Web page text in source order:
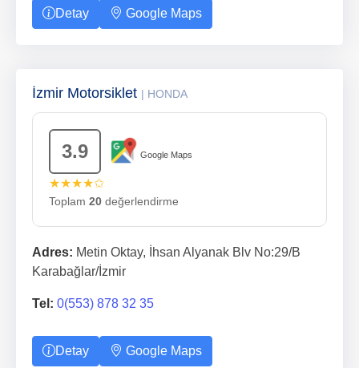
Detay Google Maps
İzmir Motorsiklet | HONDA
3.9 Google Maps
★★★★✩
Toplam 20 değerlendirme
Adres: Metin Oktay, İhsan Alyanak Blv No:29/B
Karabağlar/İzmir
Tel: 0(553) 878 32 35
Detay Google Maps